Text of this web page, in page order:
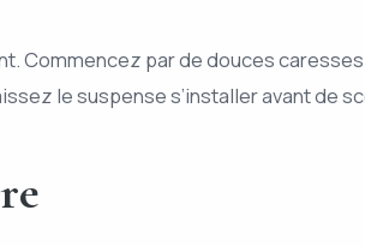
par de douces
le suspense s’installer avant de